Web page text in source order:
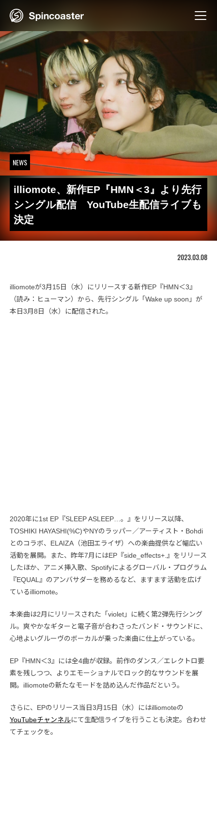
NEWS
illiomote、新作EP『HMN＜3』より先行
シングル配信 YouTube生配信ライブも
決定
2023.03.08
illiomoteが3月15日（水）にリリースする新作EP『HMN＜3』
（読み：ヒューマン）から、先行シングル「Wake up soon」が
本日3月8日（水）に配信された。
2020年に1st EP『SLEEP ASLEEP…。』をリリース以降、
TOSHIKI HAYASHI(%C)やNYのラッパー／アーティスト・Bohdi
とのコラボ、ELAIZA（池田エライザ）への楽曲提供など幅広い
活動を展開。また、昨年7月にはEP『side_effects+.』をリリース
したほか、アニメ挿入歌、Spotifyによるグローバル・プログラム
『EQUAL』のアンバサダーを務めるなど、ますます活動を広げ
ているilliomote。
本楽曲は2月にリリースされた「violet」に続く第2弾先行シング
ル。爽やかなギターと電子音が合わさったバンド・サウンドに、
心地よいグルーヴのボーカルが乗った楽曲に仕上がっている。
EP『HMN＜3』には全4曲が収録。前作のダンス／エレクトロ要
素を残しつつ、よりエモーショナルでロック的なサウンドを展
開。illiomoteの新たなモードを詰め込んだ作品だという。
さらに、EPのリリース当日3月15日（水）にはilliomoteの
YouTubeチャンネルにて生配信ライブを行うことも決定。合わせ
てチェックを。